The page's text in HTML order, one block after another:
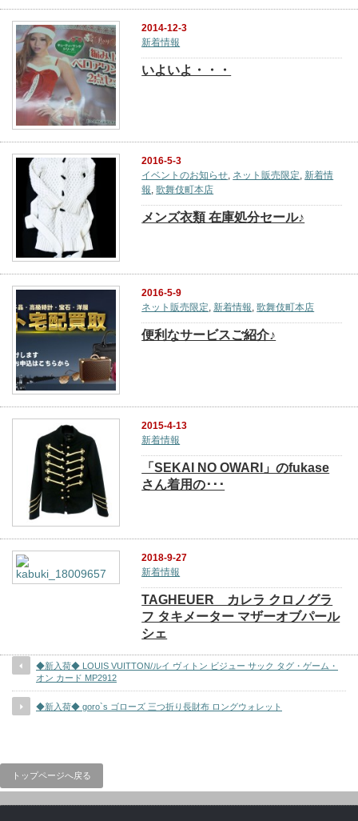
2014-12-3
新着情報
いよいよ・・・
2016-5-3
イベントのお知らせ, ネット販売限定, 新着情
報,歌舞伎町本店
メンズ衣類 在庫処分セール♪
2016-5-9
ネット販売限定, 新着情報,歌舞伎町本店
便利なサービスご紹介♪
2015-4-13
新着情報
「SEKAI NO OWARI」のfukase
さん着用の･･･
2018-9-27
新着情報
TAGHEUER カレラ クロノグラ
フ タキメーター マザーオブパール
シェ
◆新入荷◆ LOUIS VUITTON/ルイ ヴィトン ビジュー サック タグ・ゲーム・
オン カード MP2912
◆新入荷◆ goro`s ゴローズ 三つ折り長財布 ロングウォレット
トップページへ戻る